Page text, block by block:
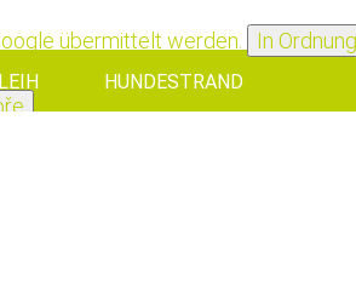
übermittelt werden.
In Ordnung
HUNDESTRAND